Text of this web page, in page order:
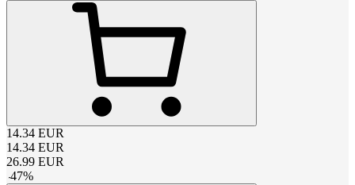
14.34 EUR
14.34 EUR
26.99 EUR
-47%